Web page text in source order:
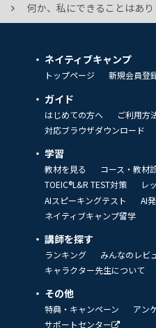
何か、私にできることはあ
ネイティブキャンプ
トップページ 新規会員登
ガイド
はじめての方へ ご利用方
対応ブラウザダウンロード
学習
教材を見る コース・教材
TOEIC®L&R TEST対策
レ
AIスピーキングテスト
AI
ネイティブキャンプ留学
講師を探す
ランキング みんなのレビ
キャラクター先生について
その他
特典・キャンペーン アン
サポートセンター